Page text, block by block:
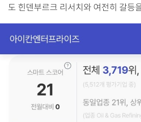
도 힌덴부르크 리서치와 여전히 갈등